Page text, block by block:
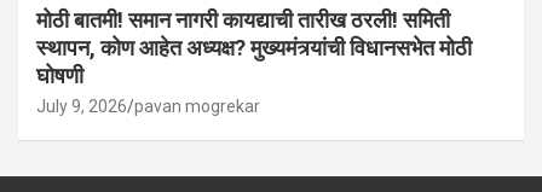
मोठी बातमी! समान नागरी कायद्याची तारीख ठरली! समिती
स्थापन, कोण आहेत अध्यक्ष? मुख्यमंत्र्यांची विधानसभेत मोठी
घोषणी
July 9, 2026 pavan mogrekar